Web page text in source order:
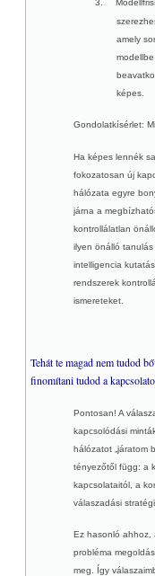
3.
amely
képes.
Gondolatkísérlet:
Ha képes lennék
fokozatosan új
hálózata egyre
járna a
kontrollálatlan
ilyen önálló
intelligencia
rendszerek
ismereteket.
Tehát te magad nem tudod
finomítani tudod a
Pontosan! A
kapcsolódási
hálózatot „járatom
tényezőtől függ: a
kapcsolataitól, a
válaszadási
Ez hasonló ahhoz,
probléma
meg. Így